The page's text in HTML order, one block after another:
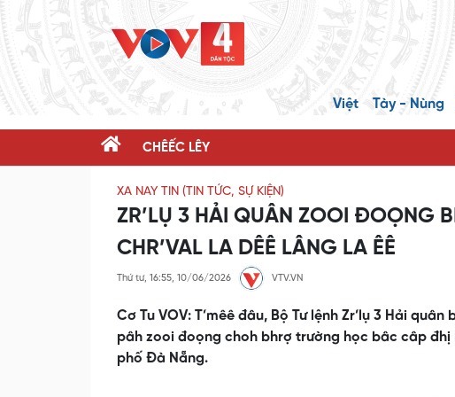
Việt Tày - Nùng
CHÊẾC LÊY
XA NAY TIN (TIN TỨC, SỰ KIỆN)
ZR’LỤ 3 HẢI QUÂN ZOOI ĐOỌNG
CHR’VAL LA DÊÊ LÂNG LA ÊÊ
Thứ tư, 16:55, 10/06/2026 VTV.VN
Cơ Tu VOV: T’mêê đâu, Bộ Tư lệnh Zr’lụ 3 Hải
pâh zooi đoọng choh bhrợ trường học bâc câp đhị
phố Đà Nẵng.